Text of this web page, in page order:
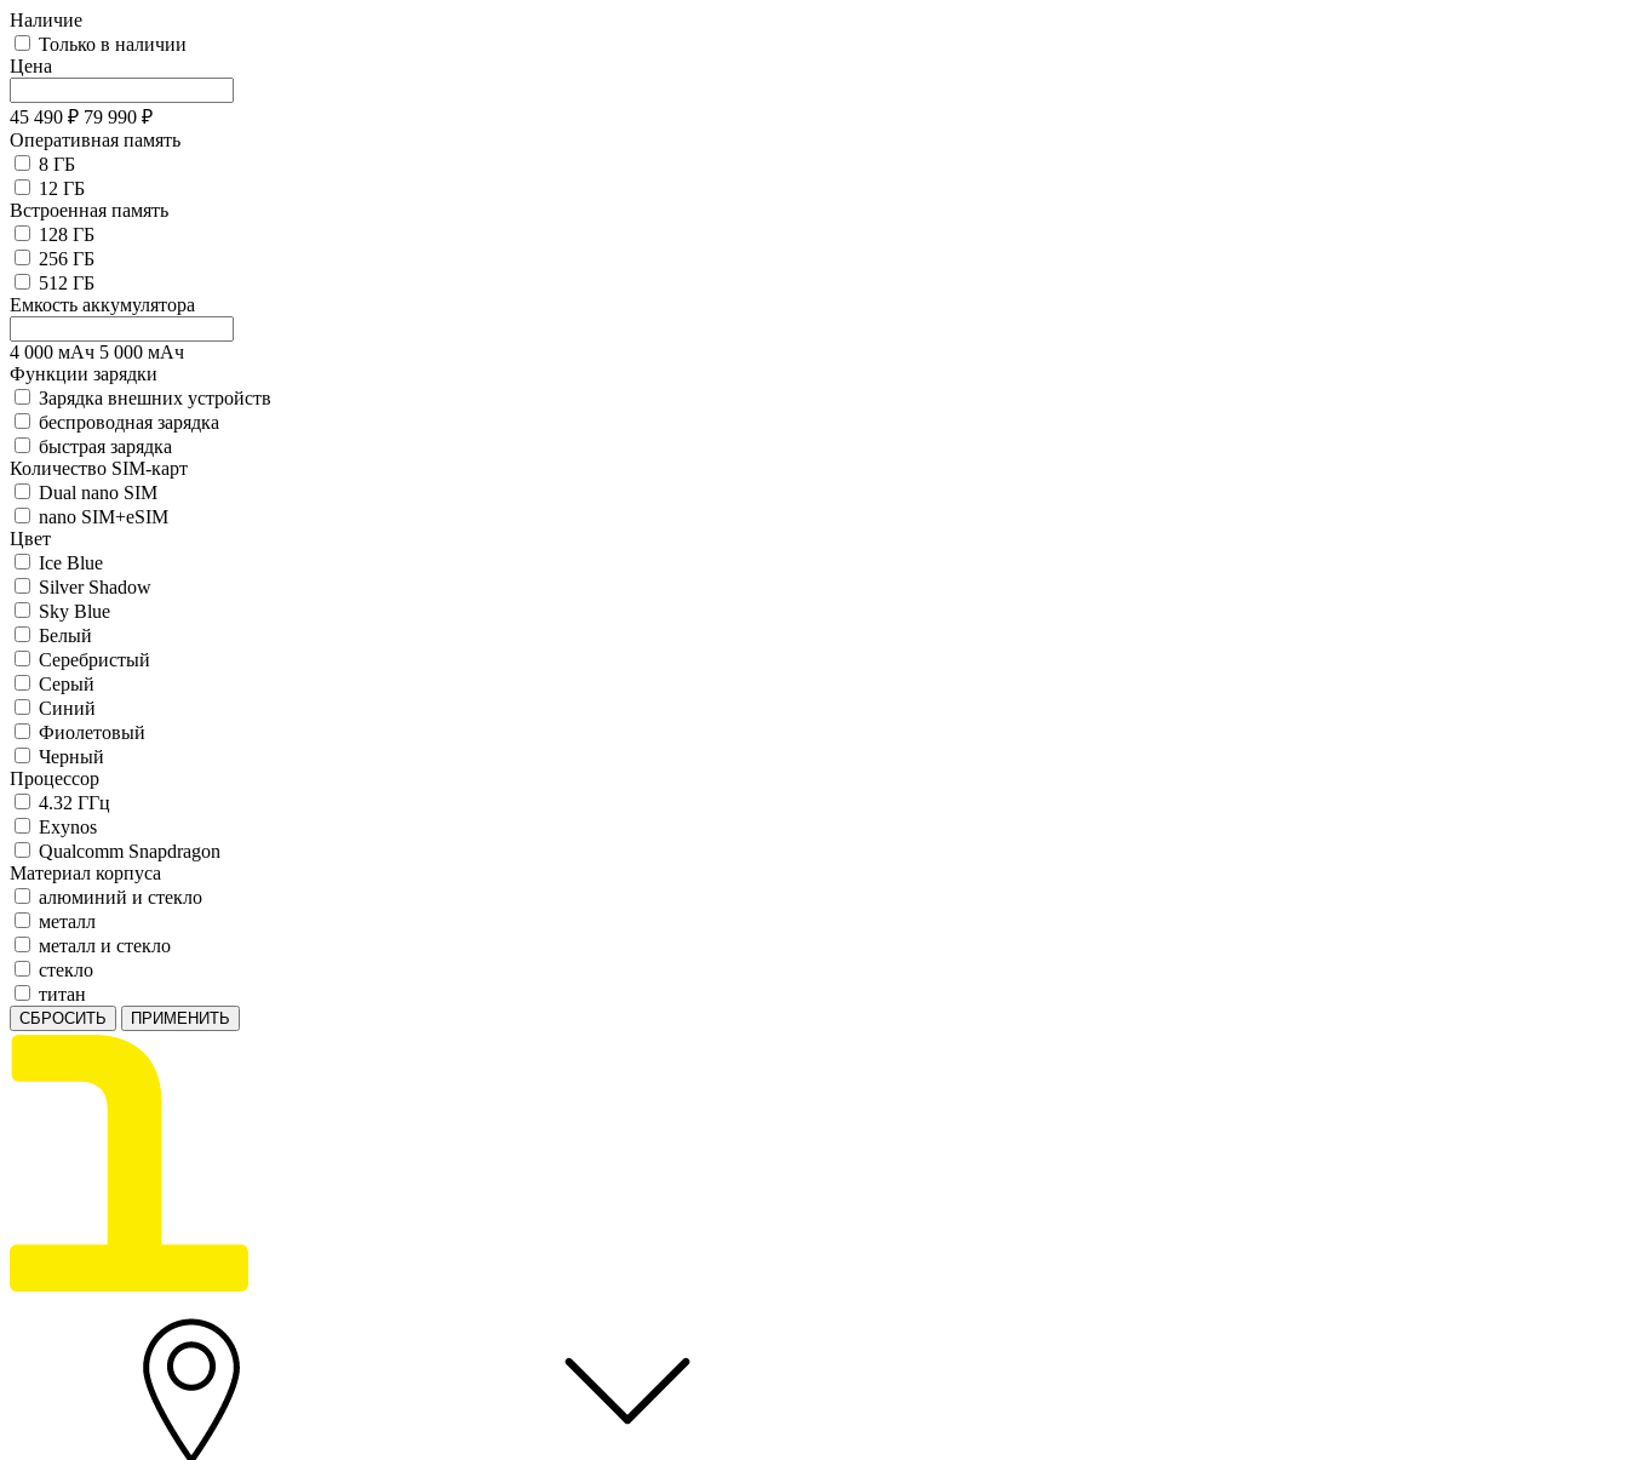
Наличие
Только в наличии
Цена
45 490 ₽ 79 990 ₽
Оперативная память
8 ГБ
12 ГБ
Встроенная память
128 ГБ
256 ГБ
512 ГБ
Емкость аккумулятора
4 000 мАч 5 000 мАч
Функции зарядки
Зарядка внешних устройств
беспроводная зарядка
быстрая зарядка
Количество SIM-карт
Dual nano SIM
nano SIM+eSIM
Цвет
Ice Blue
Silver Shadow
Sky Blue
Белый
Серебристый
Серый
Синий
Фиолетовый
Черный
Процессор
4.32 ГГц
Exynos
Qualcomm Snapdragon
Материал корпуса
алюминий и стекло
металл
металл и стекло
стекло
титан
СБРОСИТЬ ПРИМЕНИТЬ